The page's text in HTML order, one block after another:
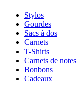
Stylos
Gourdes
Sacs à dos
Carnets
T-Shirts
Carnets de notes
Bonbons
Cadeaux